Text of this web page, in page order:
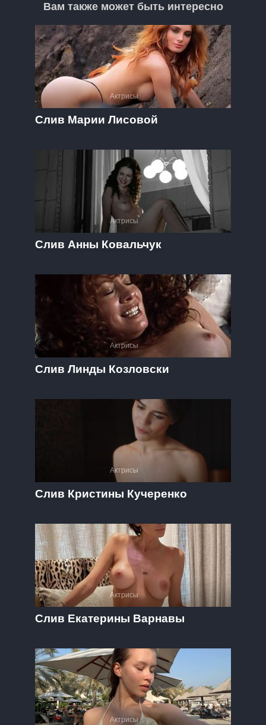
Вам также может быть интересно
Актрисы
Слив Марии Лисовой
Актрисы
Слив Анны Ковальчук
Актрисы
Слив Линды Козловски
Актрисы
Слив Кристины Кучеренко
Актрисы
Слив Екатерины Варнавы
Актрисы